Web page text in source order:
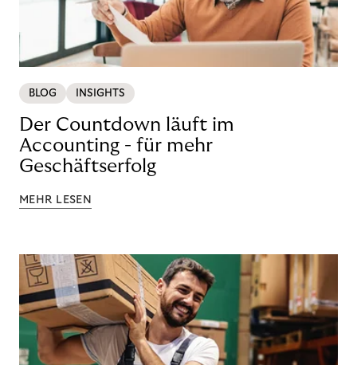
BLOG INSIGHTS
Der Countdown läuft im
Accounting - für mehr
Geschäftserfolg
MEHR LESEN